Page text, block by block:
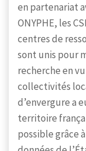
en partenariat
ONYPHE, les
centres de
sont unis pour
recherche en
collectivités
d’envergure a
territoire
possible grâce